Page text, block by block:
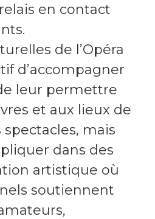
en contact
de l’Opéra
d’accompagner
leur permettre
et aux lieux de
mais
dans des
artistique où
soutiennent